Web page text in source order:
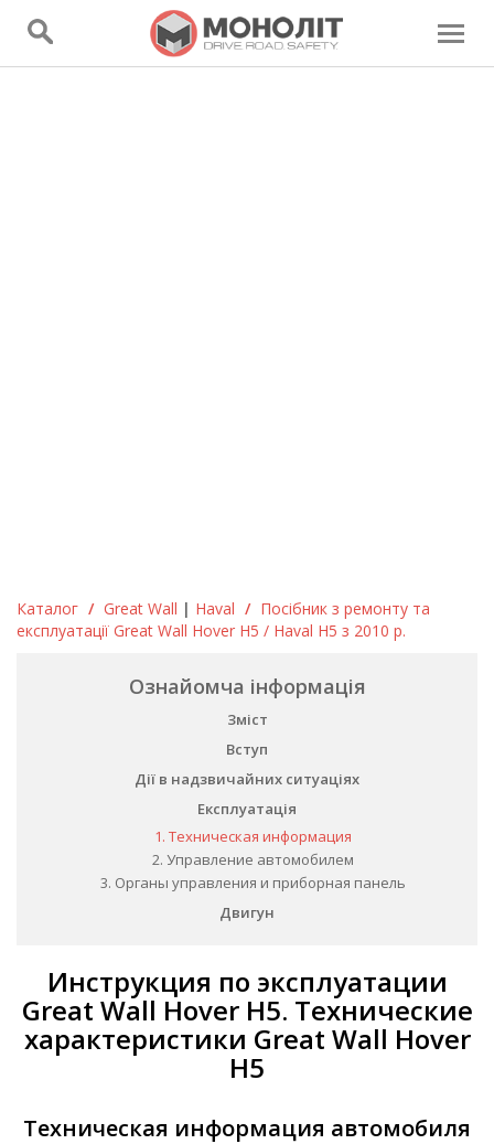
Каталог / Great Wall | Haval / Посібник з ремонту та
експлуатації Great Wall Hover H5 / Haval H5 з 2010 р.
Ознайомча інформація
Зміст
Вступ
Дії в надзвичайних ситуаціях
Експлуатація
1. Техническая информация
2. Управление автомобилем
3. Органы управления и приборная панель
Двигун
Инструкция по эксплуатации
Great Wall Hover H5. Технические
характеристики Great Wall Hover
H5
Техническая информация автомобиля